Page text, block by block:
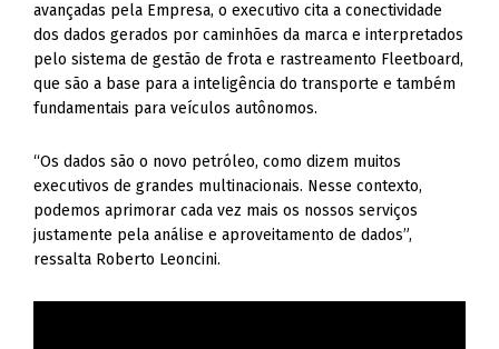
avançadas pela Empresa, o executivo cita a conectividade
dos dados gerados por caminhões da marca e interpretados
pelo sistema de gestão de frota e rastreamento Fleetboard,
que são a base para a inteligência do transporte e também
fundamentais para veículos autônomos.
“Os dados são o novo petróleo, como dizem muitos
executivos de grandes multinacionais. Nesse contexto,
podemos aprimorar cada vez mais os nossos serviços
justamente pela análise e aproveitamento de dados”,
ressalta Roberto Leoncini.